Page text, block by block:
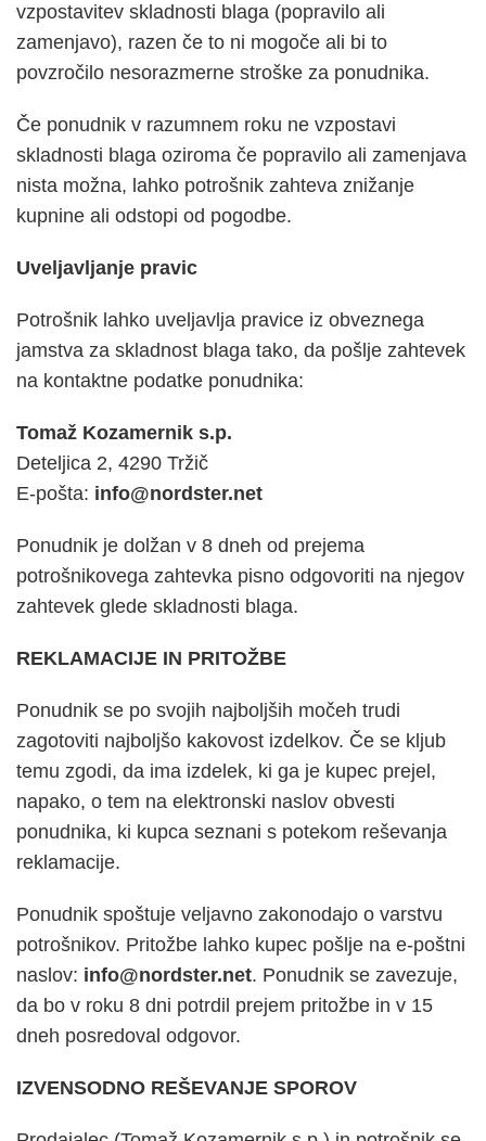
vzpostavitev skladnosti blaga (popravilo ali
zamenjavo), razen če to ni mogoče ali bi to
povzročilo nesorazmerne stroške za ponudnika.
Če ponudnik v razumnem roku ne vzpostavi
skladnosti blaga oziroma če popravilo ali zamenjava
nista možna, lahko potrošnik zahteva znižanje
kupnine ali odstopi od pogodbe.
Uveljavljanje pravic
Potrošnik lahko uveljavlja pravice iz obveznega
jamstva za skladnost blaga tako, da pošlje zahtevek
na kontaktne podatke ponudnika:
Tomaž Kozamernik s.p.
Deteljica 2, 4290 Tržič
E-pošta: info@nordster.net
Ponudnik je dolžan v 8 dneh od prejema
potrošnikovega zahtevka pisno odgovoriti na njegov
zahtevek glede skladnosti blaga.
REKLAMACIJE IN PRITOŽBE
Ponudnik se po svojih najboljših močeh trudi
zagotoviti najboljšo kakovost izdelkov. Če se kljub
temu zgodi, da ima izdelek, ki ga je kupec prejel,
napako, o tem na elektronski naslov obvesti
ponudnika, ki kupca seznani s potekom reševanja
reklamacije.
Ponudnik spoštuje veljavno zakonodajo o varstvu
potrošnikov. Pritožbe lahko kupec pošlje na e-poštni
naslov: info@nordster.net. Ponudnik se zavezuje,
da bo v roku 8 dni potrdil prejem pritožbe in v 15
dneh posredoval odgovor.
IZVENSODNO REŠEVANJE SPOROV